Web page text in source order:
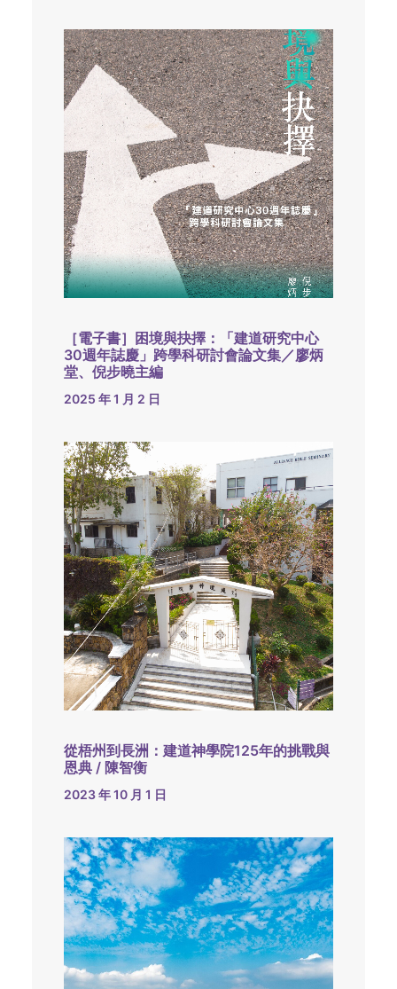
［電子書］困境與抉擇：「建道研究中心
30週年誌慶」跨學科研討會論文集／廖炳
堂、倪步曉主編
2025 年 1 月 2 日
從梧州到長洲：建道神學院125年的挑戰與
恩典 / 陳智衡
2023 年 10 月 1 日